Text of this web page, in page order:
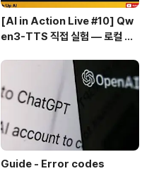
[AI in Action Live #10] Qw
en3-TTS 직접 실험 — 로컬 설
Guide - Error codes